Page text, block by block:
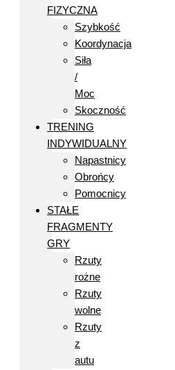
FIZYCZNA
Szybkość
Koordynacja
Siła
/
Moc
Skoczność
TRENING
INDYWIDUALNY
Napastnicy
Obrońcy
Pomocnicy
STAŁE
FRAGMENTY
GRY
Rzuty
rożne
Rzuty
wolne
Rzuty
z
autu